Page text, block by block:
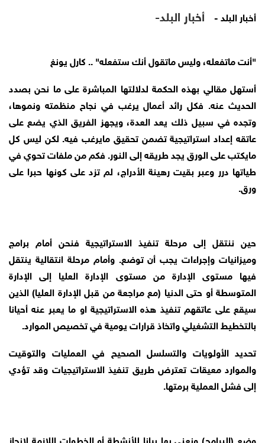
أخبار البلد - أخبار البلد-
"أنت ماتفعله، وليس ماتقول أنك ستفعله" .. كارل يونغ
أستهل مقالي بهذه الحكمة لدلالتها المباشرة على ما نحن بصدد
الحديث عنه. فكل رائد أعمال يرغب في نجاح منظمته ونموها،
وتجده في سبيل ذلك يعد العدة، ويجهز الفريق الذي يضع على
عاتقه إعداد استراتيجية تضمن تحقيق مايرغب فيه. لكن ليس كل
مايكتب على الورق يجد طريقه إلى النور. فكم من ملفات تحوي في
طياتها درر وعبر بقيت رهينة الأدراج، لم تزد على كونها حبرا على
ورق.
حين ننتقل إلى مرحلة تنفيذ الاستراتيجية فنحن أمام برامج
وميزانيات وإجراءات يجب أن توضع. وأمام مرحلة انتقالية ينتقل
فيها مستوى الإدارة من مستوى الإدارة العليا إلى الإدارة
المتوسطة أو حتى الدنيا (مع مراجعة من قبل الإدارة العليا) الذين
سيقع على عاتقهم تنفيذ هذه الاستراتيجية او ما يعبر عنه أحيانا
بالتخطيط التشغيلي واتخاذ قرارات يومية في تخصيص الموارد.
تحديد الأولويات والتسلسل الصحيح في العمليات والتوقيت
والموارد معيقات تعترض طريق تنفيذ الاستراتيجيات وقد تؤدي
إلى فشل العملية برمتها.
وضع (البرامج) ونعني بها بيانا للأنشطة أو الخطوات اللازمة لإنجاز